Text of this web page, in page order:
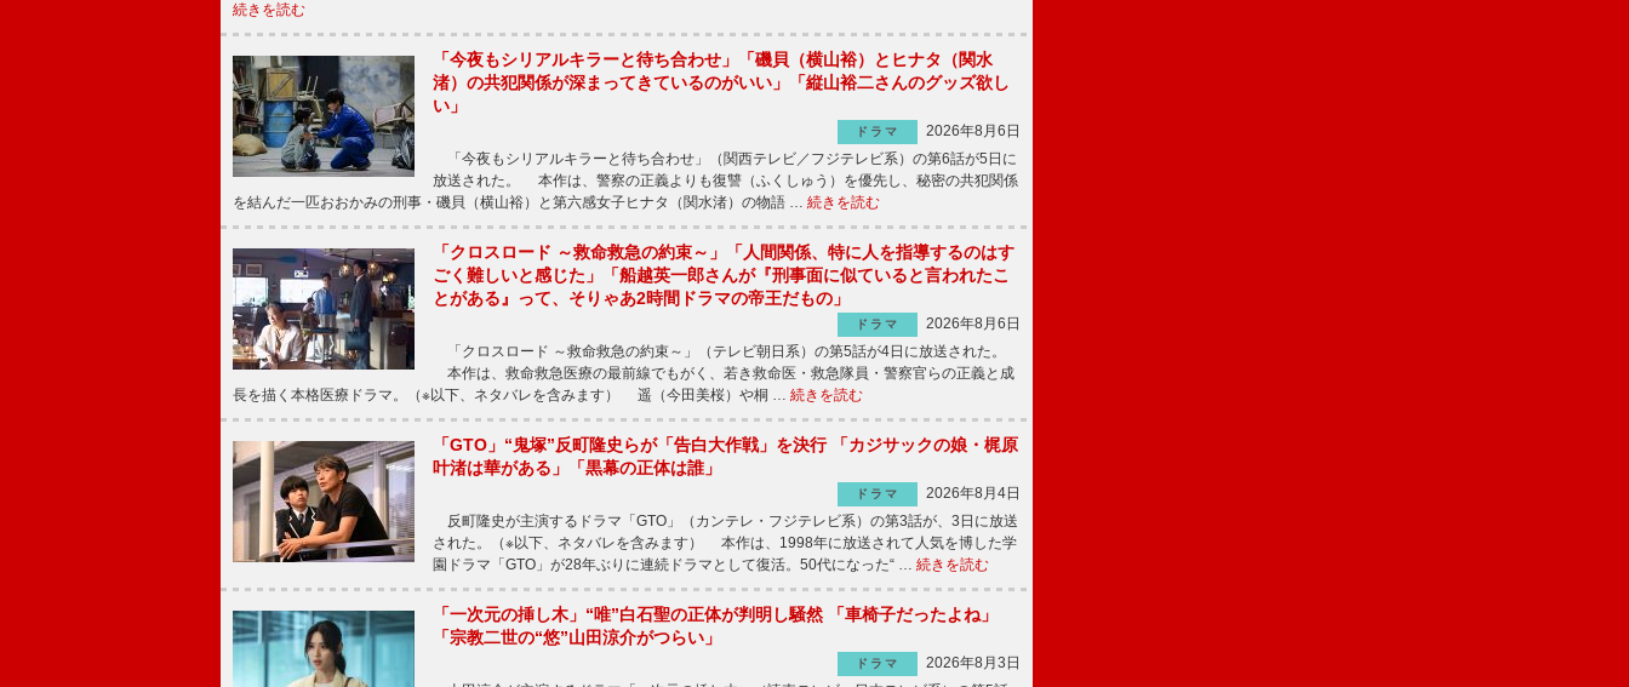
続きを読む
「今夜もシリアルキラーと待ち合わせ」「磯貝（横山裕）とヒナタ（関水
渚）の共犯関係が深まってきているのがいい」「縦山裕二さんのグッズ欲し
い」
ドラマ
2026年8月6日
「今夜もシリアルキラーと待ち合わせ」（関西テレビ／フジテレビ系）の第6話が5日に
放送された。 本作は、警察の正義よりも復讐（ふくしゅう）を優先し、秘密の共犯関係
を結んだ一匹おおかみの刑事・磯貝（横山裕）と第六感女子ヒナタ（関水渚）の物語 … 続きを読む
「クロスロード ～救命救急の約束～」「人間関係、特に人を指導するのはす
ごく難しいと感じた」「船越英一郎さんが『刑事面に似ていると言われたこ
とがある』って、そりゃあ2時間ドラマの帝王だもの」
ドラマ
2026年8月6日
「クロスロード ～救命救急の約束～」（テレビ朝日系）の第5話が4日に放送された。
本作は、救命救急医療の最前線でもがく、若き救命医・救急隊員・警察官らの正義と成
長を描く本格医療ドラマ。（※以下、ネタバレを含みます） 遥（今田美桜）や桐 … 続きを読む
「GTO」“鬼塚”反町隆史らが「告白大作戦」を決行 「カジサックの娘・梶原
叶渚は華がある」「黒幕の正体は誰」
ドラマ
2026年8月4日
反町隆史が主演するドラマ「GTO」（カンテレ・フジテレビ系）の第3話が、3日に放送
された。（※以下、ネタバレを含みます） 本作は、1998年に放送されて人気を博した学
園ドラマ「GTO」が28年ぶりに連続ドラマとして復活。50代になった“ … 続きを読む
「一次元の挿し木」“唯”白石聖の正体が判明し騒然 「車椅子だったよね」
「宗教二世の“悠”山田涼介がつらい」
ドラマ
2026年8月3日